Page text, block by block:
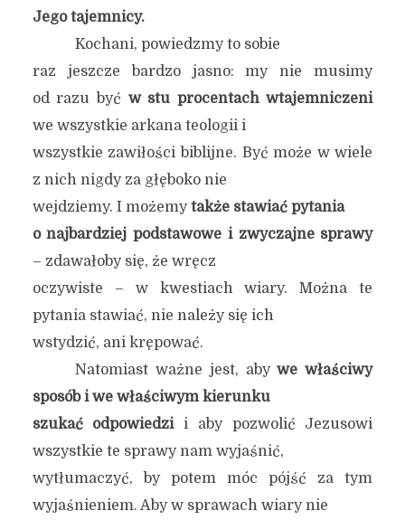
Jego tajemnicy.
Kochani, powiedzmy to sobie
raz jeszcze bardzo jasno: my nie musimy
od razu być w stu procentach wtajemniczeni
we wszystkie arkana teologii i
wszystkie zawiłości biblijne. Być może w wiele
z nich nigdy za głęboko nie
wejdziemy. I możemytakże stawiać pytania
o najbardziej podstawowe i zwyczajne sprawy
– zdawałoby się, że wręcz
oczywiste – w kwestiach wiary. Można te
pytania stawiać, nie należy się ich
wstydzić, ani krępować.
Natomiast ważne jest, abywe właściwy
sposób i we właściwym kierunku
szukać odpowiedzii aby pozwolić Jezusowi
wszystkie te sprawy nam wyjaśnić,
wytłumaczyć, by potem móc pójść za tym
wyjaśnieniem. Aby w sprawach wiary nie